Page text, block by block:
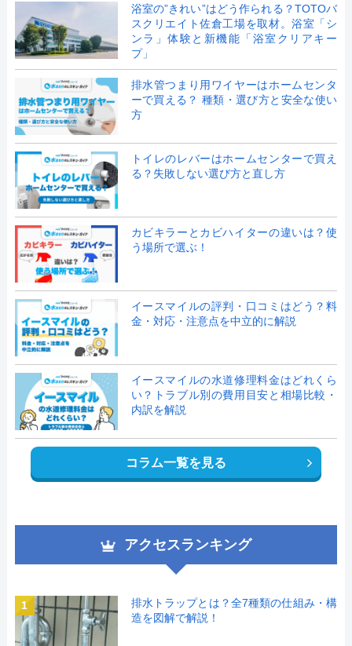
浴室の”きれい”はどう作られる？TOTOバ
スクリエイト佐倉工場を取材。浴室「シ
ンラ」体験と新機能「浴室クリアキー
プ」
排水管つまり用ワイヤーはホームセンタ
ーで買える？ 種類・選び方と安全な使い
方
トイレのレバーはホームセンターで買え
る？失敗しない選び方と直し方
カビキラーとカビハイターの違いは？使
う場所で選ぶ！
イースマイルの評判・口コミはどう？料
金・対応・注意点を中立的に解説
イースマイルの水道修理料金はどれくら
い？トラブル別の費用目安と相場比較・
内訳を解説
コラム一覧を見る
アクセスランキング
1
排水トラップとは？全7種類の仕組み・構
造を図解で解説！